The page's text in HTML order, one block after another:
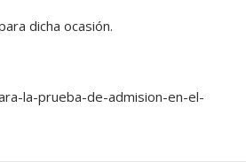
dicha ocasión.
la-prueba-de-admision-en-el-